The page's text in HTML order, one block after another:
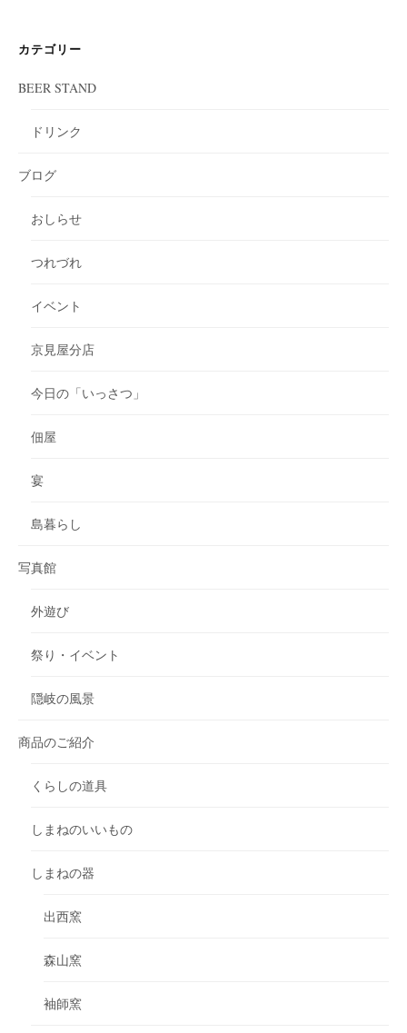
カテゴリー
BEER STAND
ドリンク
ブログ
おしらせ
つれづれ
イベント
京見屋分店
今日の「いっさつ」
佃屋
宴
島暮らし
写真館
外遊び
祭り・イベント
隠岐の風景
商品のご紹介
くらしの道具
しまねのいいもの
しまねの器
出西窯
森山窯
袖師窯